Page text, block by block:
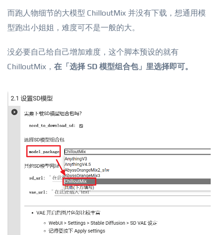
而跑人物细节的大模型 ChilloutMix 并没有下载，想通用模
型跑出小姐姐，难度可不是一般的大。
没必要自己给自己增加难度，这个脚本预设的就有
ChilloutMix， 在「选择 SD 模型组合包」里选择即可。